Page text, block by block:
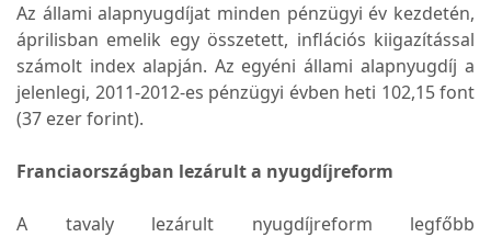
Az állami alapnyugdíjat minden pénzügyi év kezdetén,
áprilisban emelik egy összetett, inflációs kiigazítással
számolt index alapján. Az egyéni állami alapnyugdíj a
jelenlegi, 2011-2012-es pénzügyi évben heti 102,15 font
(37 ezer forint).
Franciaországban lezárult a nyugdíjreform
A tavaly lezárult nyugdíjreform legfőbb